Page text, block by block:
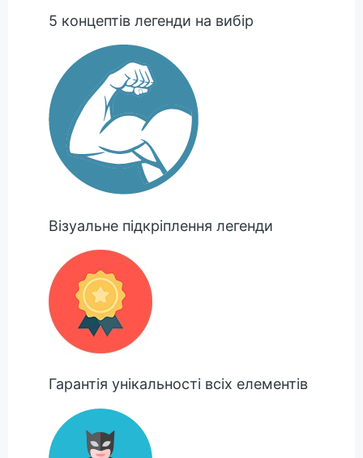
5 концептів легенди на вибір
Візуальне підкріплення легенди
Гарантія унікальності всіх елементів